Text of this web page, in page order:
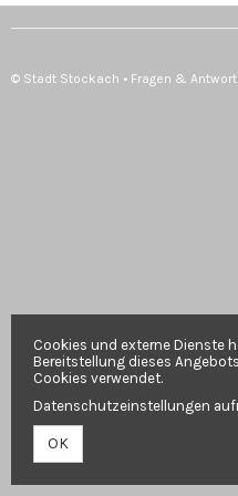
© Stadt Stockach • Fragen &
Cookies und externe Dienste
Bereitstellung dieses
Cookies verwendet.
Datenschutzeinstellungen
OK